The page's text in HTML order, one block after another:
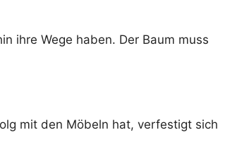
ihre Wege haben. Der Baum muss
mit den Möbeln hat, verfestigt sich